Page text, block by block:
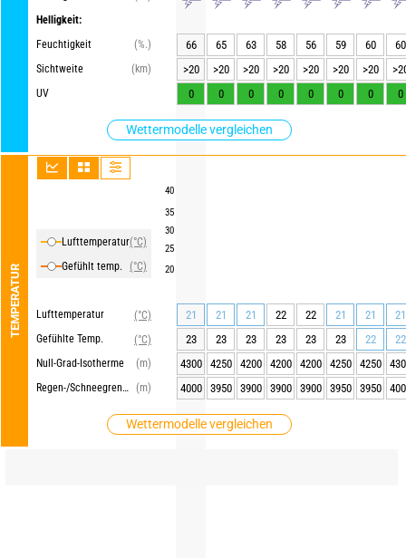
Helligkeit:
Feuchtigkeit
(%.)
Sichtweite
(km)
UV
Wettermodelle vergleichen
TEMPERATUR
Lufttemperatur(°C)
Gefühlt temp.
(°C)
Lufttemperatur
(°C)
Gefühlte Temp.
(°C)
Null-Grad-Isotherme
(m)
Regen-/Schneegrenze (m)
Wettermodelle vergleichen
40
35
30
25
20
66 65 63 58 56 59 60
60
>20
>20 >20 >20 >20 >20 >20
0
0 0 0 0 0 0 0
21 21 21 22 22 21 21
21
23
23 23 23 23 23 22
22
4300
4250 4200 4200 4200 4250 4250
4000
3950 3900 3900 3900 3950 3950